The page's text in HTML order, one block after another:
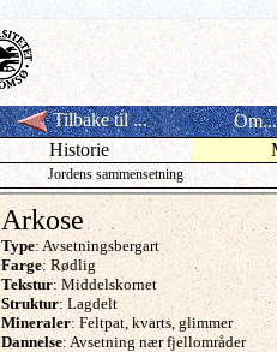
Tilbake til ...
Om...
Historie
Jordens sammensetning
Arkose
Type: Avsetningsbergart
Farge: Rødlig
Tekstur: Middelskornet
Struktur: Lagdelt
Mineraler: Feltpat, kvarts, glimmer
Dannelse: Avsetning nær fjellområder